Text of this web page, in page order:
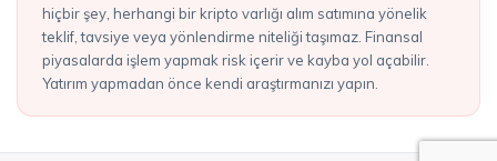
hiçbir şey, herhangi bir kripto varlığı alım satımına yönelik
teklif, tavsiye veya yönlendirme niteliği taşımaz. Finansal
piyasalarda işlem yapmak risk içerir ve kayba yol açabilir.
Yatırım yapmadan önce kendi araştırmanızı yapın.